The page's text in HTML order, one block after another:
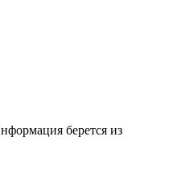
берется из